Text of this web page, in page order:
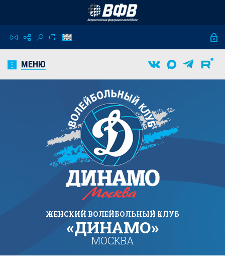
МЕНЮ
ЖЕНСКИЙ ВОЛЕЙБОЛЬНЫЙ КЛУБ
«ДИНАМО»
МОСКВА